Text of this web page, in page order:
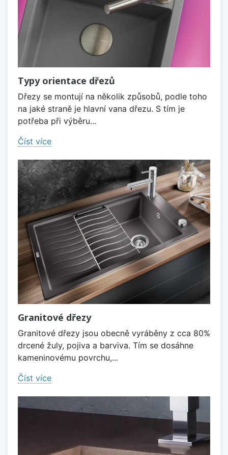
Typy orientace dřezů
Dřezy se montují na několik způsobů, podle toho
na jaké straně je hlavní vana dřezu. S tím je
potřeba při výběru...
Číst více
Granitové dřezy
Granitové dřezy jsou obecně vyráběny z cca 80%
drcené žuly, pojiva a barviva. Tím se dosáhne
kameninovému povrchu,...
Číst více